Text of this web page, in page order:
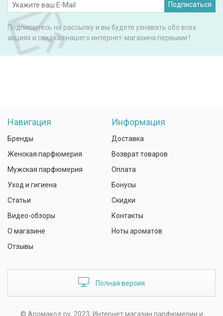
Подписаться
Подпишитесь на рассылку и вы будете узнавать обо всех
акциях и скидках нашего интернет-магазина первыми !
Навигация
Бренды
Женская парфюмерия
Мужская парфюмерия
Уход и гигиена
Статьи
Видео-обзоры
О магазине
Отзывы
Информация
Доставка
Возврат товаров
Оплата
Бонусы
Скидки
Контакты
Ноты ароматов
Полная версия
© Аромакод.ру, 2023, Интернет магазин парфюмерии и